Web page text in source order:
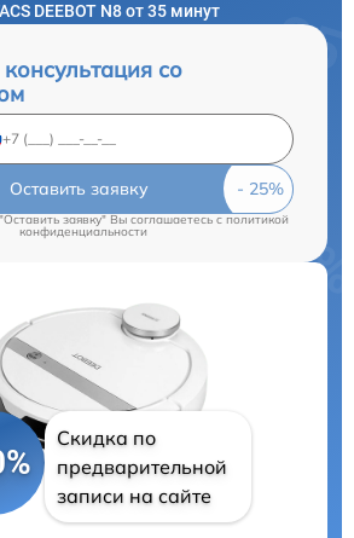
DEEBOT N8 от 35 минут
со
Оставить заявку
заявку" Вы соглашаетесь cполитикой
конфиденциальности
Скидка по
предварительной
записи на сайте